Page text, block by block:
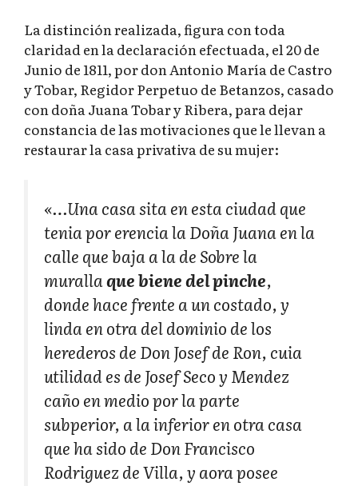
La distinción realizada, figura con toda
claridad en la declaración efectuada, el 20 de
Junio de 1811, por don Antonio María de Castro
y Tobar, Regidor Perpetuo de Betanzos, casado
con doña Juana Tobar y Ribera, para dejar
constancia de las motivaciones que le llevan a
restaurar la casa privativa de su mujer:
«…Una casa sita en esta ciudad que
tenia por erencia la Doña Juana en la
calle que baja a la de Sobre la
murallaque biene del pinche,
donde hace frente a un costado, y
linda en otra del dominio de los
herederos de Don Josef de Ron, cuia
utilidad es de Josef Seco y Mendez
caño en medio por la parte
subperior, a la inferior en otra casa
que ha sido de Don Francisco
Rodriguez de Villa, y aora posee